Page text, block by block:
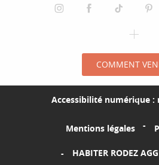
instagramfacebooktiktok
COMMENT
Accessibilité numérique :
Mentions légales
HABITER RODEZ